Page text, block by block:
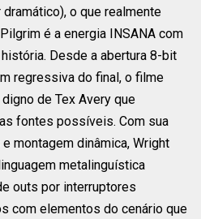
o que realmente
é a energia INSANA com
Desde a abertura 8-bit
regressiva do final, o filme
de Tex Avery que
fontes possíveis. Com sua
montagem dinâmica, Wright
metalinguística
outs por interruptores
com elementos do cenário que